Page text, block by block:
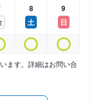
8
土
9
日
ます。詳細はお問い合